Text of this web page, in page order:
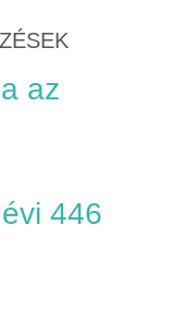
az
446